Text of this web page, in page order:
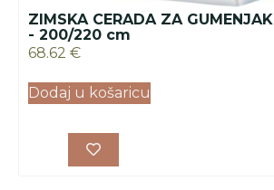
ZIMSKA CERADA ZA GUMENJAK
- 200/220 cm
68.62 €
Dodaj u košaricu